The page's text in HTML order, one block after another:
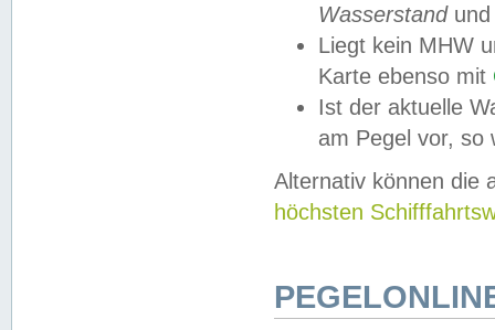
Wasserstandund
Liegt kein MHW
Karte ebenso mit
Ist der aktuelle
am Pegel vor,
Alternativ können die
höchsten